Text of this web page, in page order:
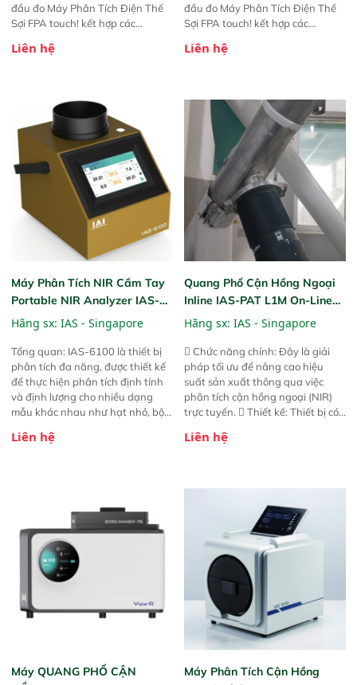
đầu đo Máy Phân Tích Điện Thế
Sợi FPA touch! kết hợp các
được chứng minh với sự đơn giản
trước đó. Nhưng so với các phiên
bản trước, FPA touch! nhỏ hơn và
nhẹ hơn đáng kể, đồng thời được
nâng cấp với các tính năng mới.
Liên hệ
đầu đo Máy Phân Tích Điện Thế
Sợi FPA touch! kết hợp các
được chứng minh với sự đơn giản
trước đó. Nhưng so với các phiên
bản trước, FPA touch! nhỏ hơn và
nhẹ hơn đáng kể, đồng thời được
nâng cấp với các tính năng mới.
Liên hệ
Máy Phân Tích NIR Cầm Tay
Portable NIR Analyzer IAS-
6100
Hãng sx: IAS - Singapore
Tổng quan: IAS-6100 là thiết bị
phân tích đa năng, được thiết kế
để thực hiện phân tích định tính
và định lượng cho nhiều dạng
mẫu khác nhau như hạt nhỏ, bột,
này cho phép bất kỳ ai cũng có
thức ăn chăn nuôi, nguyên liệu
thực phẩm, nông sản,..
Liên hệ
Quang Phổ Cận Hồng Ngoại
Inline IAS-PAT L1M On-Line
NIR
Hãng sx: IAS - Singapore
 Chức năng chính: Đây là giải
pháp tối ưu để nâng cao hiệu
suất sản xuất thông qua việc
phân tích cận hồng ngoại (NIR)
trực tuyến.  Thiết kế: Thiết bị có
hỗ trợ tản nhiệt tăng cường và đã
năng theo dõi thông số theo thời
gian thực và trực quan hóa dữ
liệu để tăng chỉ số ROI cho doanh
Liên hệ
Máy QUANG PHỔ CẬN
Máy Phân Tích Cận Hồng